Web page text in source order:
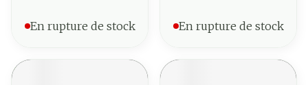
En rupture de stock En rupture de stock